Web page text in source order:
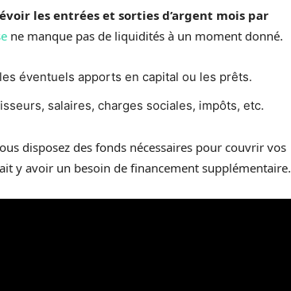
les entrées et sorties d’argent mois par
ne manque pas de liquidités à un moment donné.
éventuels apports en capital ou les prêts.
salaires, charges sociales, impôts, etc.
disposez des fonds nécessaires pour couvrir vos
y avoir un besoin de financement supplémentaire.